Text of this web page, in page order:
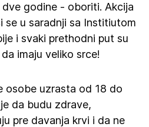
godine - oboriti. Akcija
se u saradnji sa Institiutom
i svaki prethodni put su
imaju veliko srce!
osobe uzrasta od 18 do
da budu zdrave,
pre davanja krvi i da ne